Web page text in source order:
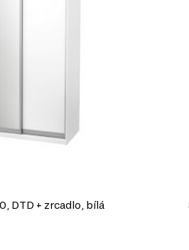
každého návštěvníka. Tento filtr
k elegantnímu a vzdušnému dojmu.
DTD + zrcadlo, bílá